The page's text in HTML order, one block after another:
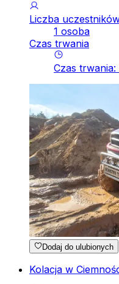
Liczba
1 osoba
Czas trwania
Czas trwania:
Dodaj do ulubionych
Kolacja w